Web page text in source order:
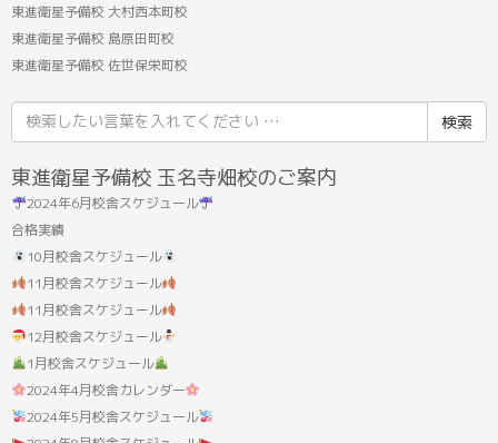
東進衛星予備校 大村西本町校
東進衛星予備校 島原田町校
東進衛星予備校 佐世保栄町校
索
結
果:
東進衛星予備校 玉名寺畑校のご案内
2024年6月校舎スケジュール
合格実績
10月校舎スケジュール
11月校舎スケジュール
11月校舎スケジュール
12月校舎スケジュール
1月校舎スケジュール
2024年4月校舎カレンダー
2024年5月校舎スケジュール